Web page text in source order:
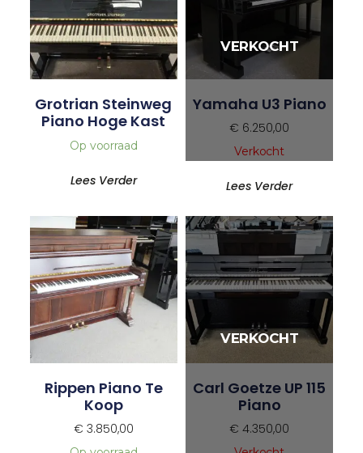
Grotrian Steinweg
Piano Hoge Kast
Op voorraad
Lees Verder
Yamaha U3 Piano
€ 6.250,00
Verkocht
Lees Verder
Rippen Piano Te
Koop
€ 3.850,00
Carl Goetze UP 115
Piano
€ 4.350,00